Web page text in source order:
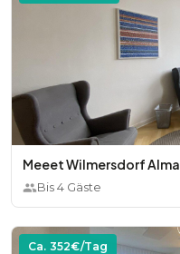
Meeet Wilmersdorf Alma
Bis4 Gäste
Ca. 352€/Tag